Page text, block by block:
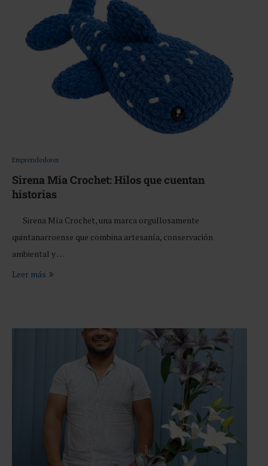
Emprendedores
Sirena Mia Crochet: Hilos que cuentan
historias
Sirena Mía Crochet, una marca orgullosamente
quintanarroense que combina artesanía, conservación
ambiental y …
Leer más